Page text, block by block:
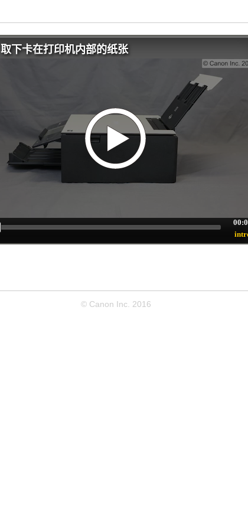
取下卡在打印机内部的纸张
© Canon Inc. 2016